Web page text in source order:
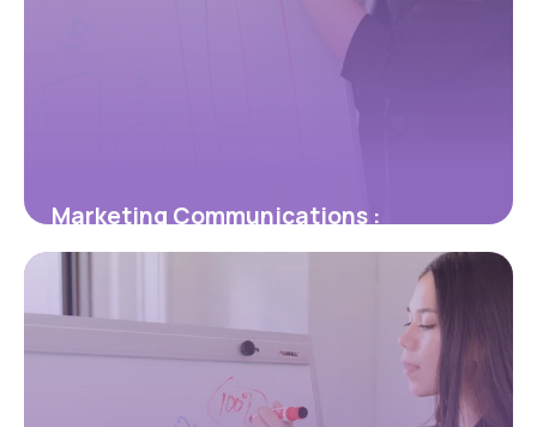
Marketing Communications :
Stratégies Gagnantes